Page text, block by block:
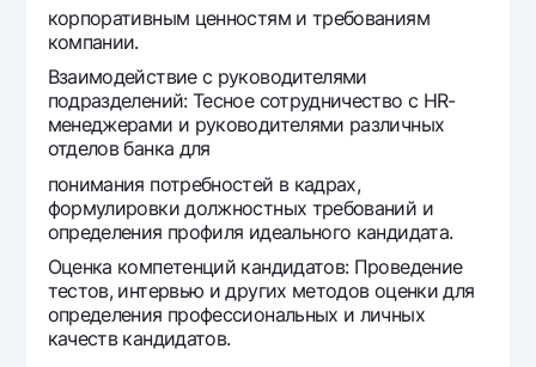
Qidirish
Foydali havolalar
Ko'p beriladigan savollar
Matbuot markazi
Ofis va bankomatlar
Shaxsiy ma'lumotlarni qayta ishlashga rozilik berish
Bizni ijtimoiy tarmoqlarda kuzatib boring
Aloqa markazi
+998 78 148-00-101344
корпоративным ценностям и требованиям
компании.
Взаимодействие с руководителями
подразделений: Тесное сотрудничество с HR-
менеджерами и руководителями различных
отделов банка для
понимания потребностей в кадрах,
формулировки должностных требований и
определения профиля идеального кандидата.
Оценка компетенций кандидатов: Проведение
тестов, интервью и других методов оценки для
определения профессиональных и личных
качеств кандидатов.